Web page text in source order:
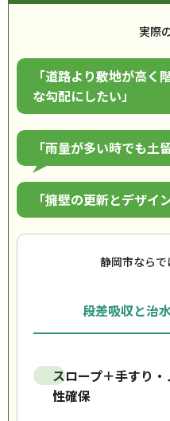
実際
「道路より敷地が高く
な勾配にしたい」
「雨量が多い時でも土
「擁壁の更新とデザイ
静岡市なら
段差吸収と治
スロープ＋手すり
性確保